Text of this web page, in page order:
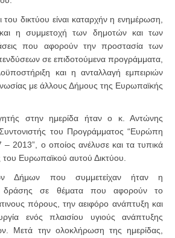
δικτύου είναι καταρχήν η ενημέρωση,
η συμμετοχή των δημοτών και των
που αφορούν την προστασία των
σε επιδοτούμενα προγράμματα,
και η ανταλλαγή εμπειριών
με άλλους Δήμους της Ευρωπαϊκής
στην ημερίδα ήταν ο κ. Αντώνης
του Προγράμματος “Ευρώπη
– 2013”, ο οποίος ανέλυσε και τα τυπικά
Ευρωπαϊκού αυτού Δικτύου.
Δήμων που συμμετείχαν ήταν η
δράσης σε θέματα που αφορούν το
πόρους, την αειφόρο ανάπτυξη και
ενός πλαισίου υγιούς ανάπτυξης
Μετά την ολοκλήρωση της ημερίδας,